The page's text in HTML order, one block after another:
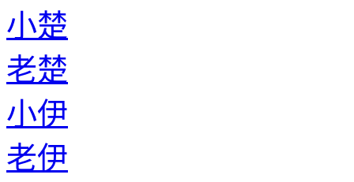
小楚
老楚
小伊
老伊